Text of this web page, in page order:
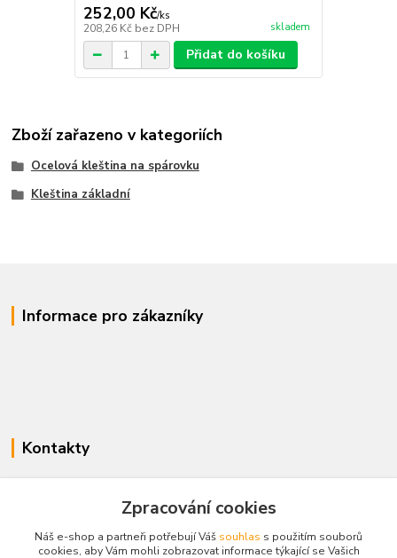
252,00 Kč/ks
208,26 Kč bez DPH skladem
Přidat do košíku
Zboží zařazeno v kategoriích
Ocelová kleština na spárovku
Kleština základní
Informace pro zákazníky
Kontakty
+420 721 056 406
Po-Pá 09.00-14.00
Zpracování cookies
Náš e-shop a partneři potřebují Váš souhlas s použitím souborů
cookies, aby Vám mohli zobrazovat informace týkající se Vašich